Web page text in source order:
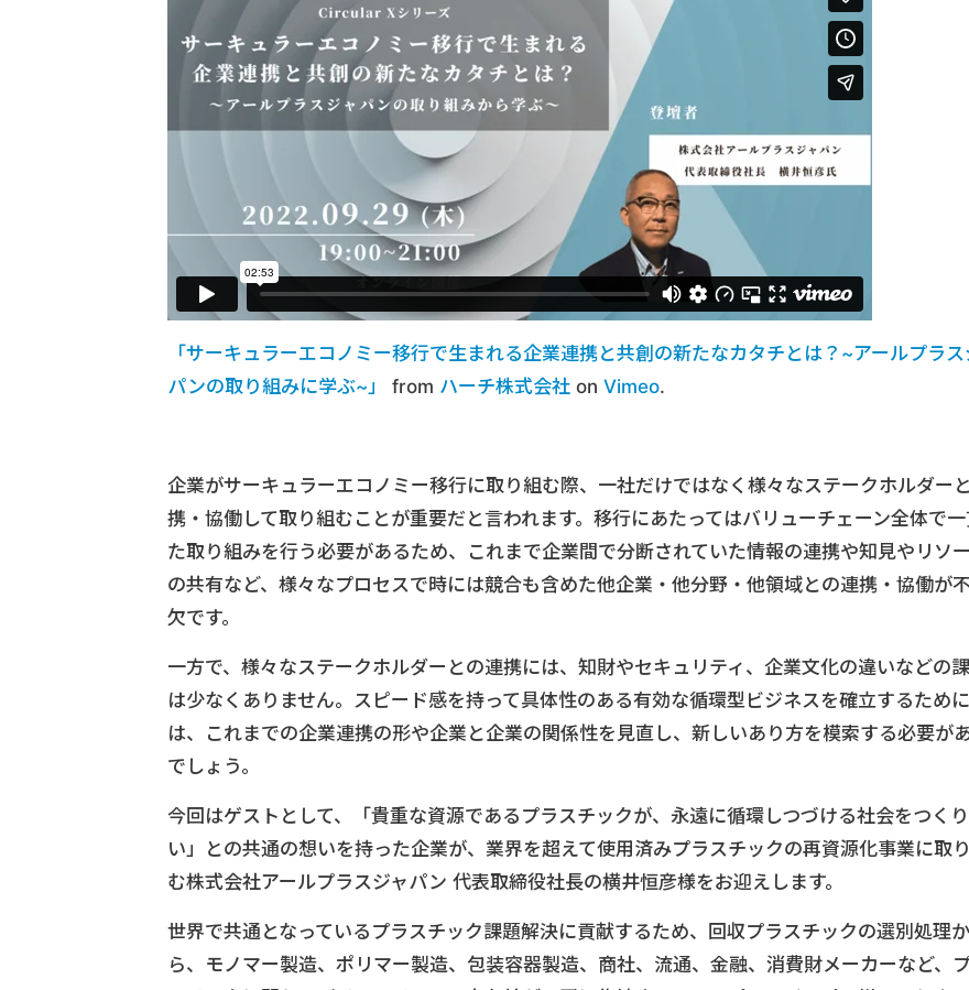
「サーキュラーエコノミー移行で生まれる企業連携と共創の新たなカタチとは？~アールプラス
パンの取り組みに学ぶ~」
from ハーチ株式会社 on Vimeo.
企業がサーキュラーエコノミー移行に取り組む際、一社だけではなく様々なステークホルダー
携・協働して取り組むことが重要だと言われます。移行にあたってはバリューチェーン全体で
た取り組みを行う必要があるため、これまで企業間で分断されていた情報の連携や知見やリソ
の共有など、様々なプロセスで時には競合も含めた他企業・他分野・他領域との連携・協働が
欠です。
一方で、様々なステークホルダーとの連携には、知財やセキュリティ、企業文化の違いなどの
は少なくありません。スピード感を持って具体性のある有効な循環型ビジネスを確立するために
は、これまでの企業連携の形や企業と企業の関係性を見直し、新しいあり方を模索する必要が
でしょう。
今回はゲストとして、「貴重な資源であるプラスチックが、永遠に循環しつづける社会をつく
い」との共通の想いを持った企業が、業界を超えて使用済みプラスチックの再資源化事業に取
む株式会社アールプラスジャパン 代表取締役社長の横井恒彦様をお迎えします。
世界で共通となっているプラスチック課題解決に貢献するため、回収プラスチックの選別処理か
ら、モノマー製造、ポリマー製造、包装容器製造、商社、流通、金融、消費財メーカーなど、